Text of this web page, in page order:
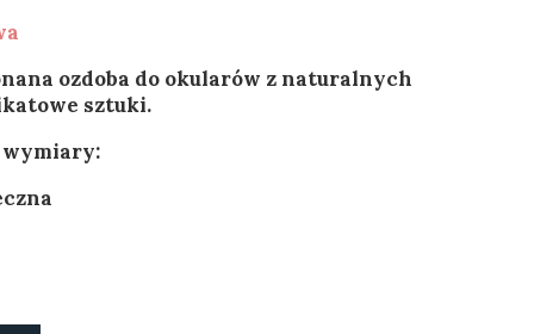
ozdoba do okularów z naturalnych
sztuki.